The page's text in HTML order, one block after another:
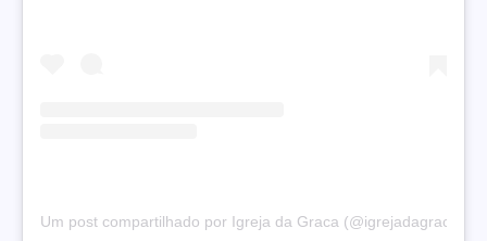
Um post compartilhado por Igreja da Graca (@igrejadagraca.ba)